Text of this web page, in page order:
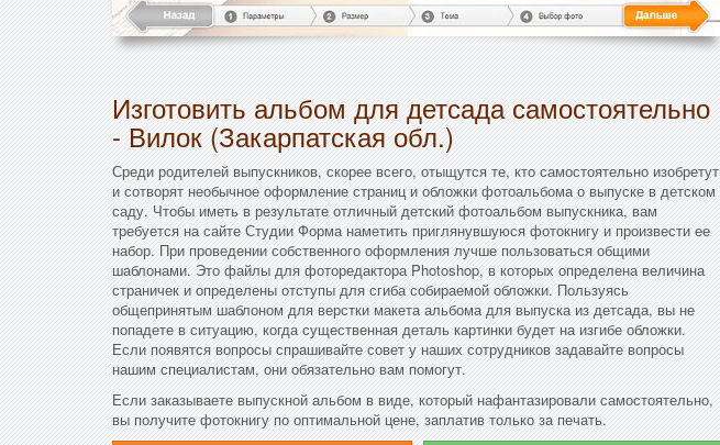
Изготовить альбом для детсада самостоятельно
- Вилок (Закарпатская обл.)
Среди родителей выпускников, скорее всего, отыщутся те, кто самостоятельно изобретут
и сотворят необычное оформление страниц и обложки фотоальбома о выпуске в детском
саду. Чтобы иметь в результате отличный детский фотоальбом выпускника, вам
требуется на сайте Студии Форма наметить приглянувшуюся фотокнигу и произвести ее
набор. При проведении собственного оформления лучше пользоваться общими
шаблонами. Это файлы для фоторедактора Photoshop, в которых определена величина
страничек и определены отступы для сгиба собираемой обложки. Пользуясь
общепринятым шаблоном для верстки макета альбома для выпуска из детсада, вы не
попадете в ситуацию, когда существенная деталь картинки будет на изгибе обложки.
Если появятся вопросы спрашивайте совет у наших сотрудников задавайте вопросы
нашим специалистам, они обязательно вам помогут.
Если заказываете выпускной альбом в виде, который нафантазировали самостоятельно,
вы получите фотокнигу по оптимальной цене, заплатив только за печать.